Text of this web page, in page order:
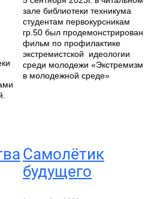
зале библиотеки техникума
студентам первокурсникам
гр.50 был продемонстрирован
фильм по профилактике
экстремистской идеологии
среди молодежи «Экстремизм
в молодежной среде»
Самолётик
будущего